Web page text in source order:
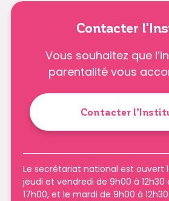
Contacter
Vous souhaitez que
parentalité vous
Contacter
Le secrétariat national est ouvert
jeudi et vendredi de 9h00 à 12h30
17h00, et le mardi de 9h00 à 12h30.